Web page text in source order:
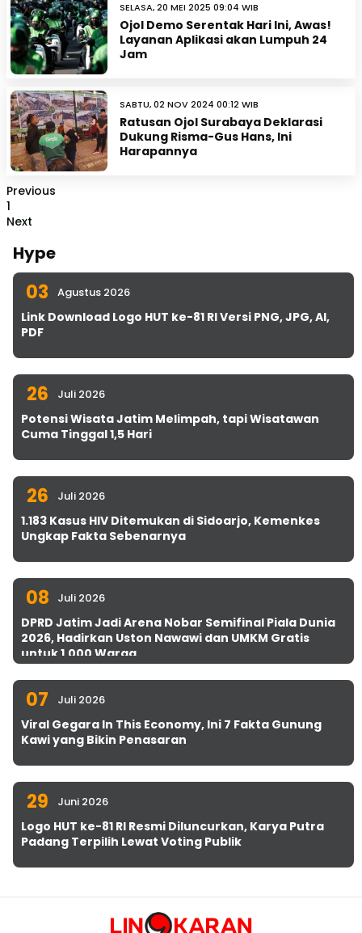
SELASA, 20 MEI 2025 09:04 WIB
Ojol Demo Serentak Hari Ini, Awas!
Layanan Aplikasi akan Lumpuh 24
Jam
SABTU, 02 NOV 2024 00:12 WIB
Ratusan Ojol Surabaya Deklarasi
Dukung Risma-Gus Hans, Ini
Harapannya
Previous
1
Next
Hype
03 Agustus 2026
Link Download Logo HUT ke-81 RI Versi PNG, JPG, AI,
PDF
26 Juli 2026
Potensi Wisata Jatim Melimpah, tapi Wisatawan
Cuma Tinggal 1,5 Hari
26 Juli 2026
1.183 Kasus HIV Ditemukan di Sidoarjo, Kemenkes
Ungkap Fakta Sebenarnya
08 Juli 2026
DPRD Jatim Jadi Arena Nobar Semifinal Piala Dunia
2026, Hadirkan Uston Nawawi dan UMKM Gratis
untuk 1.000 Warga
07 Juli 2026
Viral Gegara In This Economy, Ini 7 Fakta Gunung
Kawi yang Bikin Penasaran
29 Juni 2026
Logo HUT ke-81 RI Resmi Diluncurkan, Karya Putra
Padang Terpilih Lewat Voting Publik